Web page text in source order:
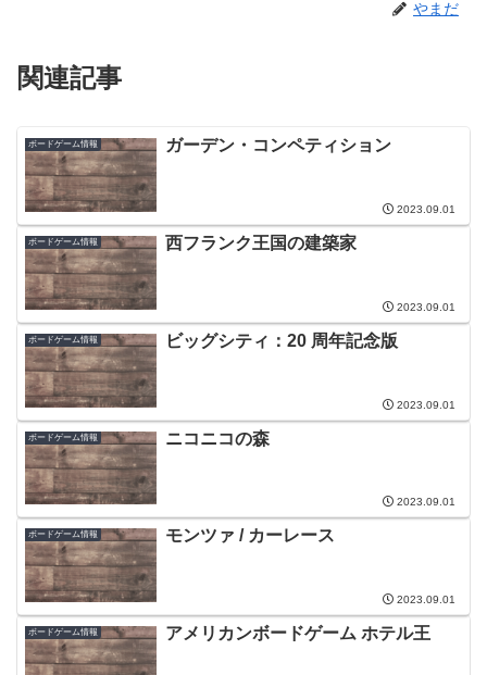
やまだ
関連記事
ボードゲーム情報 ガーデン・コンペティション
2023.09.01
ボードゲーム情報 西フランク王国の建築家
2023.09.01
ボードゲーム情報 ビッグシティ：20 周年記念版
2023.09.01
ボードゲーム情報 ニコニコの森
2023.09.01
ボードゲーム情報 モンツァ / カーレース
2023.09.01
ボードゲーム情報 アメリカンボードゲーム ホテル王